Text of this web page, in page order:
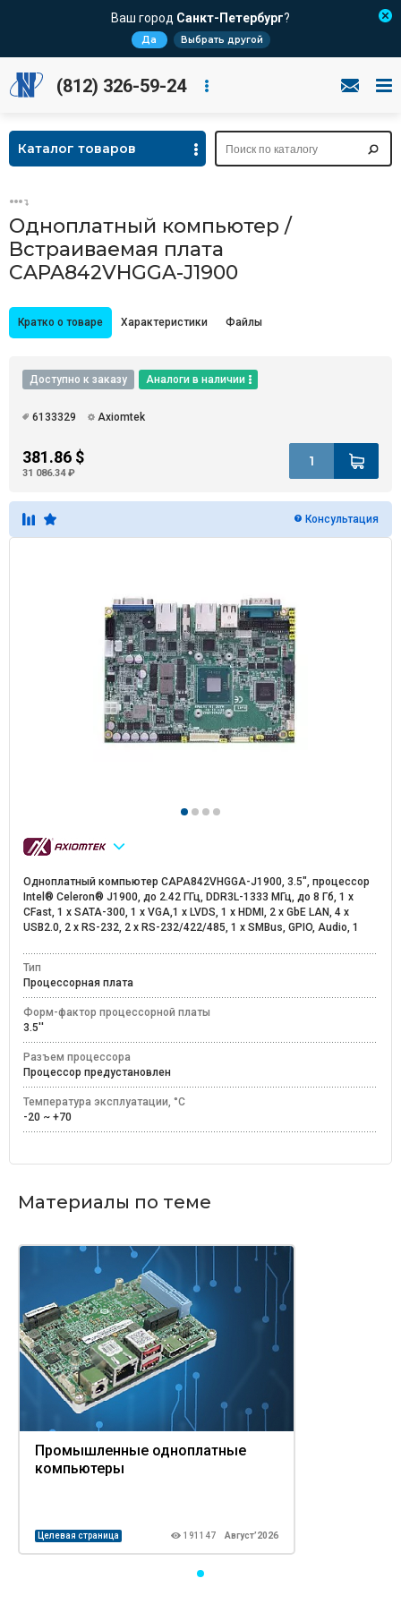
Ваш город Санкт-Петербург?
Да Выбрать другой
(812) 326-59-24
Каталог товаров
Одноплатный компьютер /
Встраиваемая плата
CAPA842VHGGA-J1900
Кратко о товаре Характеристики Файлы
Доступно к заказу Аналоги в наличии
6133329 Axiomtek
381.86 $
31 086.34 ₽
Консультация
Одноплатный компьютер CAPA842VHGGA-J1900, 3.5", процессор
Intel® Celeron® J1900, до 2.42 ГГц, DDR3L-1333 МГц, до 8 Гб, 1 x
CFast, 1 x SATA-300, 1 х VGA,1 х LVDS, 1 x HDMI, 2 х GbE LAN, 4 х
USB2.0, 2 x RS-232, 2 x RS-232/422/485, 1 х SMBus, GPIO, Аudio, 1
Тип
Процессорная плата
Форм-фактор процессорной платы
3.5''
Разъем процессора
Процессор предустановлен
Температура эксплуатации, °C
-20 ~ +70
Материалы по теме
Промышленные одноплатные
компьютеры
Целевая страница 191147 Август’2026